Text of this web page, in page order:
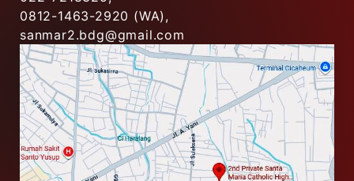
0812-1463-2920 (WA),
sanmar2.bdg@gmail.com